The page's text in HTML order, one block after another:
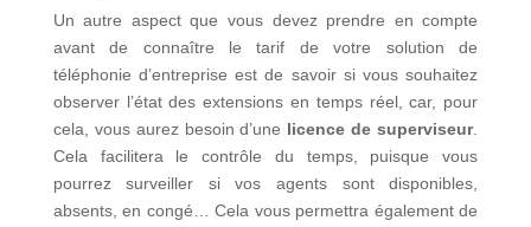
Un autre aspect que vous devez prendre en compte
avant de connaître le tarif de votre solution de
téléphonie d’entreprise est de savoir si vous souhaitez
observer l’état des extensions en temps réel, car, pour
cela, vous aurez besoin d’une licence de superviseur.
Cela facilitera le contrôle du temps, puisque vous
pourrez surveiller si vos agents sont disponibles,
absents, en congé… Cela vous permettra également de